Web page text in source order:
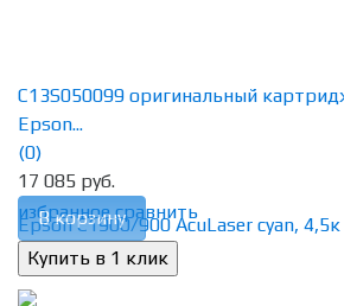
избранное сравнить
C13S050099 оригинальный
Epson...
(0)
17 085 руб.
В корзину